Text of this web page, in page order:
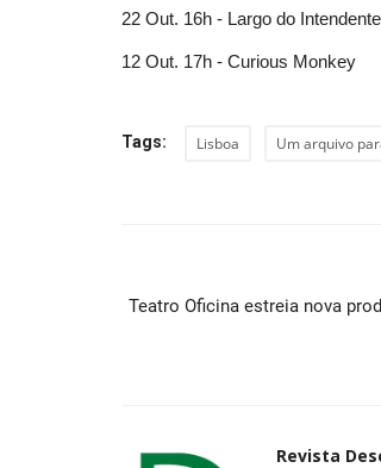
22 Out. 16h - Largo do Intendente
12 Out. 17h - Curious Monkey
Tags: Lisboa Um arquivo
Teatro Oficina estreia nova
Revista